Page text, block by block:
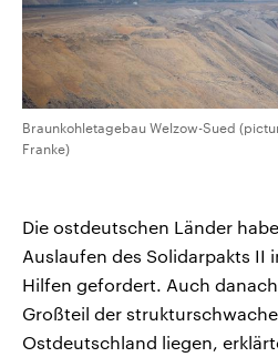
Braunkohletagebau Welzow-Sued
Franke)
Die ostdeutschen Länder
Auslaufen des Solidarpakts II
Hilfen gefordert. Auch
Großteil der
Ostdeutschland liegen,